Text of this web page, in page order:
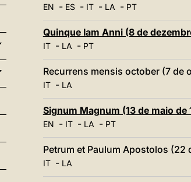
EN - ES- IT- LA- PT
Quinque Iam Anni (8 de
IT- LA- PT
Recurrens mensis october (7 de
IT- LA
Signum Magnum (13 de maio de
EN - IT- LA- PT
Petrum et Paulum Apostolos (22
IT- LA